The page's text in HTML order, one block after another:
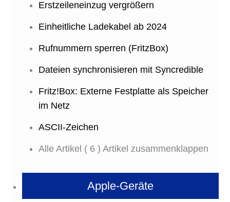
Erstzeileneinzug vergrößern
Einheitliche Ladekabel ab 2024
Rufnummern sperren (FritzBox)
Dateien synchronisieren mit Syncredible
Fritz!Box: Externe Festplatte als Speicher
im Netz
ASCII-Zeichen
Alle Artikel ( 6 ) Artikel zusammenklappen
Apple-Geräte